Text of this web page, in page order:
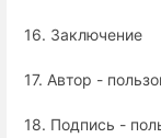
16. Заключение
17. Автор -
18. Подпись -